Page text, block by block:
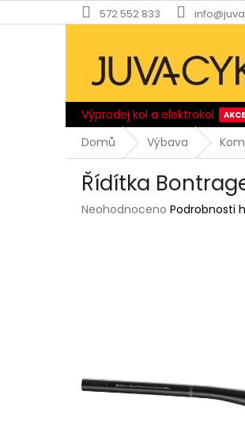
na
572 552 833
Výprodej kol a elektrokol
Domů
Výbava
Řídítka
Průměrné
Neohodnoceno Podrobnosti